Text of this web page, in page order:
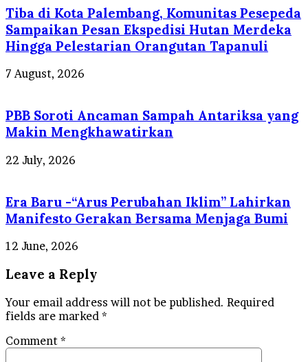
Tiba di Kota Palembang, Komunitas Pesepeda
Sampaikan Pesan Ekspedisi Hutan Merdeka
Hingga Pelestarian Orangutan Tapanuli
7 August, 2026
PBB Soroti Ancaman Sampah Antariksa yang
Makin Mengkhawatirkan
22 July, 2026
Era Baru -“Arus Perubahan Iklim” Lahirkan
Manifesto Gerakan Bersama Menjaga Bumi
12 June, 2026
Leave a Reply
Your email address will not be published. Required
fields are marked *
Comment *